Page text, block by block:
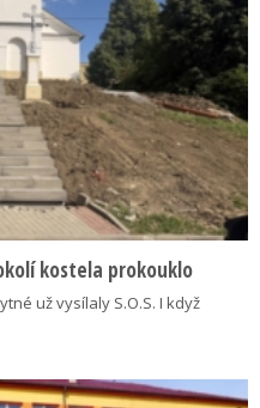
kostela prokouklo
už vysílaly S.O.S. I když